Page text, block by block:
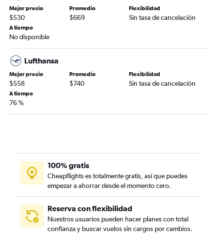
Mejor precio
$530
Promedio
$669
Flexibilidad
Sin tasa de cancelación
A tiempo
No disponible
Lufthansa
Mejor precio
$558
Promedio
$740
Flexibilidad
Sin tasa de cancelación
A tiempo
76 %
100% gratis
Cheapflights es totalmente gratis, así que puedes
empezar a ahorrar desde el momento cero.
Reserva con flexibilidad
Nuestros usuarios pueden hacer planes con total
confianza y buscar vuelos sin cargos por cambios.